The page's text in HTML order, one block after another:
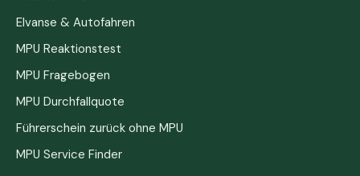
Elvanse & Autofahren
MPU Reaktionstest
MPU Fragebogen
MPU Durchfallquote
Führerschein zurück ohne MPU
MPU Service Finder